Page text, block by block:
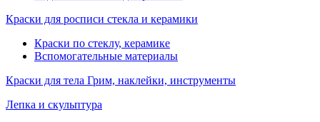
Краски для росписи стекла и керамики
Краски по стеклу, керамике
Вспомогательные материалы
Краски для тела Грим, наклейки, инструменты
Лепка и скульптура